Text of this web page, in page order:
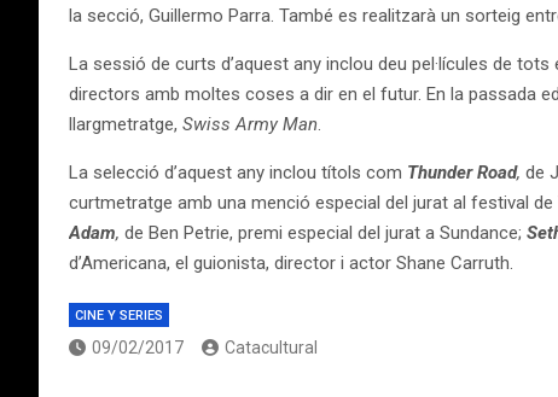
la secció, Guillermo Parra. També es realitzarà un sorteig
La sessió de curts d’aquest any inclou deu pel·lícules de
directors amb moltes coses a dir en el futur. En la passada
llargmetratge, Swiss Army Man.
La selecció d’aquest any inclou títols com Thunder Road, de
curtmetratge amb una menció especial del jurat al festival de
Adam, de Ben Petrie, premi especial del jurat a Sundance;
d’Americana, el guionista, director i actor Shane Carruth.
CINE Y SERIES
09/02/2017 Catacultural